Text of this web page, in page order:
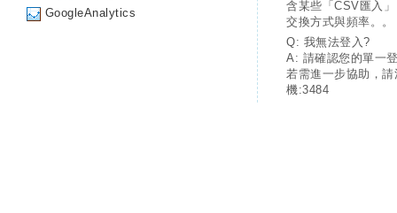
GoogleAnalytics
含某些「CSV匯入
交換方式與頻率。。
Q: 我無法登入?
A: 請確認您的單一
若需進一步協助，
機:3484